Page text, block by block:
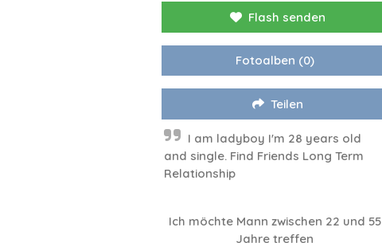
Flash senden
Fotoalben (0)
Teilen
I am ladyboy I'm 28 years old
and single. Find Friends Long Term
Relationship
Ich möchte Mann zwischen 22 und 55
Jahre treffen